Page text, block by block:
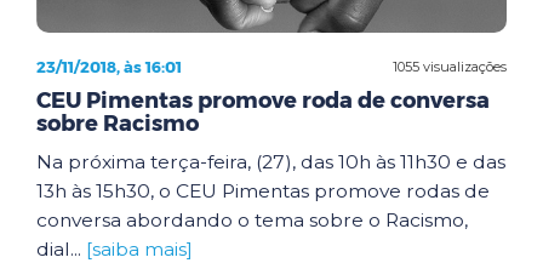
1055 visualizações
23/11/2018, às 16:01
CEU Pimentas promove roda de conversa
sobre Racismo
Na próxima terça-feira, (27), das 10h às 11h30 e das
13h às 15h30, o CEU Pimentas promove rodas de
conversa abordando o tema sobre o Racismo,
dial... [saiba mais]